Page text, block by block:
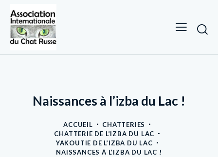
Naissances à l’izba du Lac !
ACCUEIL
CHATTERIES
CHATTERIE DE L’IZBA DU LAC
YAKOUTIE DE L’IZBA DU LAC
NAISSANCES À L’IZBA DU LAC !